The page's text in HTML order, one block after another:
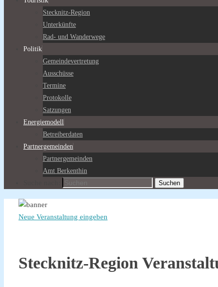
Stecknitz-Region
Unterkünfte
Rad- und Wanderwege
Politik
Gemeindevertretung
Ausschüsse
Termine
Protokolle
Satzungen
Energiemodell
Betreiberdaten
Partnergemeinden
Partnergemeinden
Amt Berkenthin
Suchen
Neue Veranstaltung eingeben
Stecknitz-Region